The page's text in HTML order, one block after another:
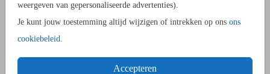
weergeven van gepersonaliseerde advertenties).
Je kunt jouw toestemming altijd wijzigen of intrekken op ons ons
cookiebeleid.
Accepteren
HEB IK EEN KORTINGSCODE NODIG?
Nee, die heb je niet nodig. Je plaats zelf de nieuwe bestelling.
gebruik wilt maken van de korting.